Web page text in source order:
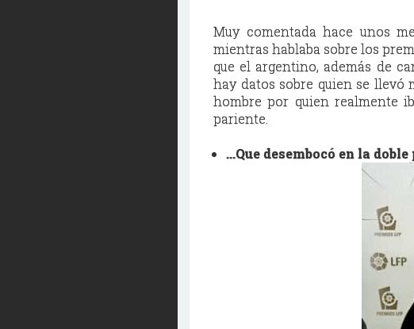
Muy comentada hace unos
mientras hablaba sobre los
que el argentino, además de
hay datos sobre quien se
hombre por quien realmente
pariente.
...Que desembocó en la